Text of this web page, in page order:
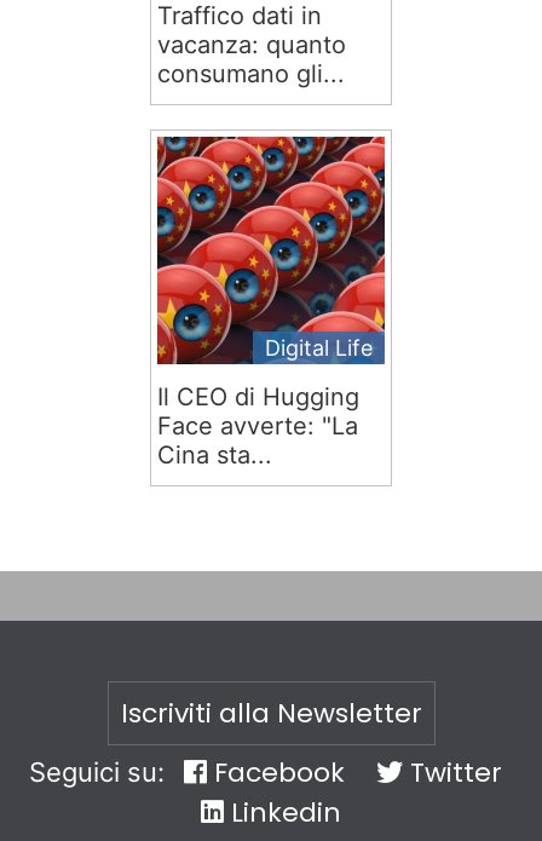
Traffico dati in
vacanza: quanto
consumano gli...
Digital Life
Il CEO di Hugging
Face avverte: "La
Cina sta...
Iscriviti alla Newsletter
Seguici su: Facebook
Twitter
Linkedin